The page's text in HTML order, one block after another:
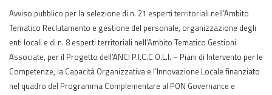
Avviso pubblico per la selezione di n. 21 esperti territoriali nell’Ambito
Tematico Reclutamento e gestione del personale, organizzazione degli
enti locali e di n. 8 esperti territoriali nell’Ambito Tematico Gestioni
Associate, per il Progetto dell’ANCI P.I.C.C.O.L.I. – Piani di Intervento per le
Competenze, la Capacità Organizzativa e l’Innovazione Locale finanziato
nel quadro del Programma Complementare al PON Governance e